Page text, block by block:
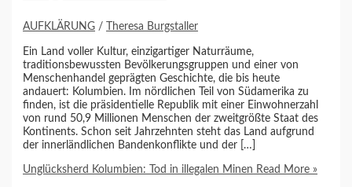
AUFKLÄRUNG / Theresa Burgstaller
Ein Land voller Kultur, einzigartiger Naturräume,
traditionsbewussten Bevölkerungsgruppen und einer von
Menschenhandel geprägten Geschichte, die bis heute
andauert: Kolumbien. Im nördlichen Teil von Südamerika zu
finden, ist die präsidentielle Republik mit einer Einwohnerzahl
von rund 50,9 Millionen Menschen der zweitgrößte Staat des
Kontinents. Schon seit Jahrzehnten steht das Land aufgrund
der innerländlichen Bandenkonflikte und der […]
Unglücksherd Kolumbien: Tod in illegalen Minen Read More »